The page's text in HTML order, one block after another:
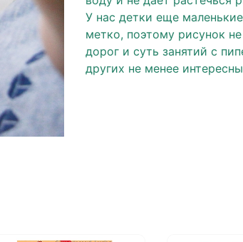
У нас детки еще
метко, поэтому рисунок
дорог и суть занятий с
других не менее